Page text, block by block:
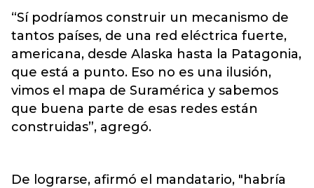
“Sí podríamos construir un mecanismo de
tantos países, de una red eléctrica fuerte,
americana, desde Alaska hasta la Patagonia,
que está a punto. Eso no es una ilusión,
vimos el mapa de Suramérica y sabemos
que buena parte de esas redes están
construidas”, agregó.
De lograrse, afirmó el mandatario, "habría